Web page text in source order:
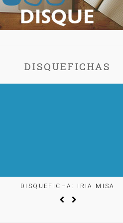
DISQUEFICHAS
DISQUEFICHA: IRIA MISA